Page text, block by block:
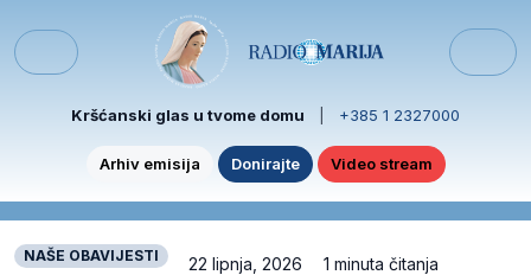
Menu
Kršćanski glas u tvome domu +385 1 2327000
Arhiv emisija Donirajte Video stream
NAŠE OBAVIJESTI 22 lipnja, 2026 1 minuta čitanja